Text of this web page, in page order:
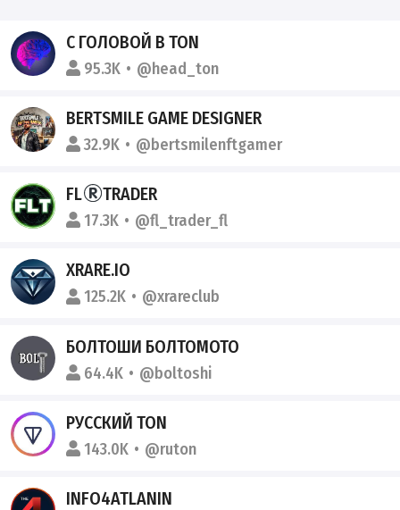
С ГОЛОВОЙ В TON
95.3K @head_ton
BERTSMILE GAME DESIGNER
32.9K @bertsmilenftgamer
FL TRADER
17.3K @fl_trader_fl
XRARE.IO
125.2K @xrareclub
БОЛТОШИ БОЛТОМОТО
64.4K @boltoshi
РУССКИЙ TON
143.0K @ruton
INFO4ATLANIN